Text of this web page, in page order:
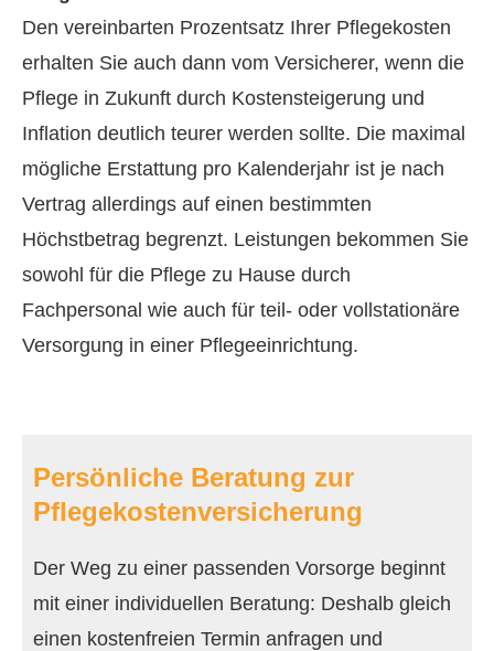
Den vereinbarten Prozentsatz Ihrer Pflegekosten
erhalten Sie auch dann vom Versicherer, wenn die
Pflege in Zukunft durch Kostensteigerung und
Inflation deutlich teurer werden sollte. Die maximal
mögliche Erstattung pro Kalenderjahr ist je nach
Vertrag allerdings auf einen bestimmten
Höchstbetrag begrenzt. Leistungen bekommen Sie
sowohl für die Pflege zu Hause durch
Fachpersonal wie auch für teil- oder vollstationäre
Versorgung in einer Pflegeeinrichtung.
Persönliche Beratung zur
Pflegekostenversicherung
Der Weg zu einer passenden Vorsorge beginnt
mit einer individuellen Beratung: Deshalb gleich
einen kostenfreien Termin anfragen und